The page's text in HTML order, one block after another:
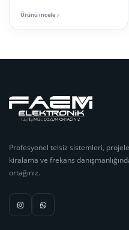
Ürünü incele
Profesyonel telsiz sistemleri,
kiralama ve frekans
ortağınız.